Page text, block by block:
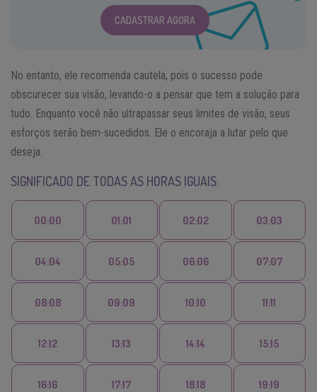
CADASTRAR AGORA
No entanto, ele recomenda cautela, pois o sucesso pode
obscurecer sua visão, levando-o a pensar que tem a solução para
tudo. Enquanto você não ultrapassar seus limites de visão, seus
esforços serão bem-sucedidos. Ele o encoraja a lutar pelo que
deseja.
SIGNIFICADO DE TODAS AS HORAS IGUAIS:
00:00 01:01 02:02 03:03
04:04 05:05 06:06 07:07
08:08 09:09 10:10 11:11
12:12 13:13 14:14 15:15
16:16 17:17 18:18 19:19